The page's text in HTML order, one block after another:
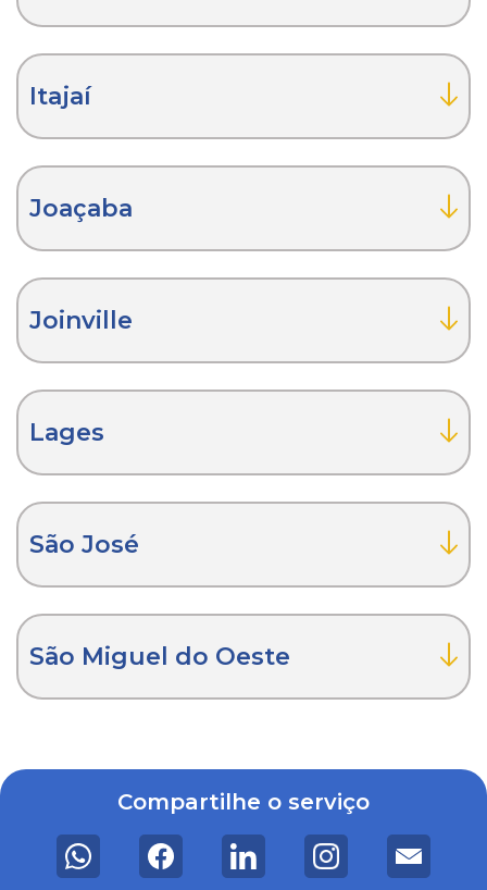
Itajaí
Joaçaba
Joinville
Lages
São José
São Miguel do Oeste
Compartilhe o serviço